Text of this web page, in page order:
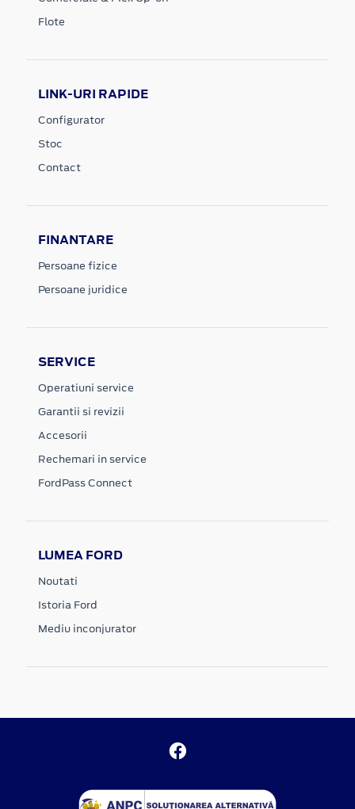
Flote
LINK-URI RAPIDE
Configurator
Stoc
Contact
FINANTARE
Persoane fizice
Persoane juridice
SERVICE
Operatiuni service
Garantii si revizii
Accesorii
Rechemari in service
FordPass Connect
LUMEA FORD
Noutati
Istoria Ford
Mediu inconjurator